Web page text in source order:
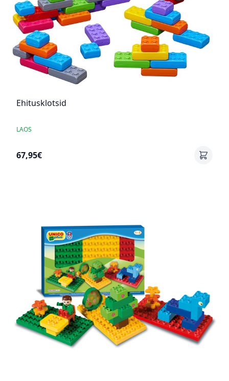
Ehitusklotsid
LAOS
67,95€